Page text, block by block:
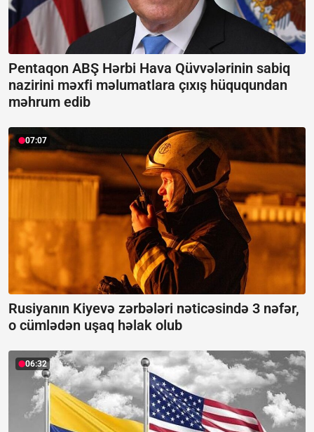
Pentaqon ABŞ Hərbi Hava Qüvvələrinin sabiq
nazirini məxfi məlumatlara çıxış hüququndan
məhrum edib
07:07
Rusiyanın Kiyevə zərbələri nəticəsində 3 nəfər,
o cümlədən uşaq həlak olub
06:32